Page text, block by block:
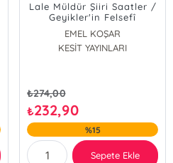
Lale Müldür Şiiri Saatler /
Geyikler'in Felsefî
Temelleri;Geyikler'in
Felsefi Temelleri
EMEL KOŞAR
KESİT YAYINLARI
₺274,00
₺232,90
%15
Sepete Ekle